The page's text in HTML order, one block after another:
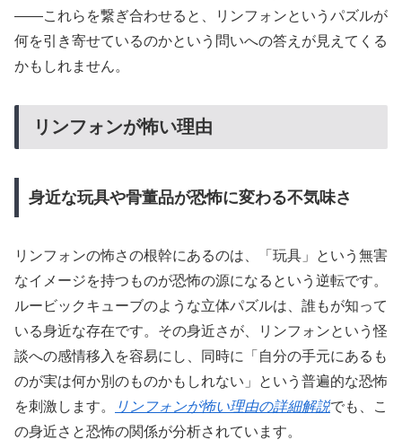
——これらを繋ぎ合わせると、リンフォンというパズルが
何を引き寄せているのかという問いへの答えが見えてくる
かもしれません。
リンフォンが怖い理由
身近な玩具や骨董品が恐怖に変わる不気味さ
リンフォンの怖さの根幹にあるのは、「玩具」という無害
なイメージを持つものが恐怖の源になるという逆転です。
ルービックキューブのような立体パズルは、誰もが知って
いる身近な存在です。その身近さが、リンフォンという怪
談への感情移入を容易にし、同時に「自分の手元にあるも
のが実は何か別のものかもしれない」という普遍的な恐怖
を刺激します。
リンフォンが怖い理由の詳細解説でも、こ
の身近さと恐怖の関係が分析されています。